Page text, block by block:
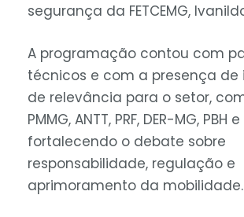
segurança da FETCEMG,
A programação contou com
técnicos e com a presença de
de relevância para o setor,
PMMG, ANTT, PRF, DER-MG, PBH e
fortalecendo o debate sobre
responsabilidade, regulação e
aprimoramento da mobilidade.